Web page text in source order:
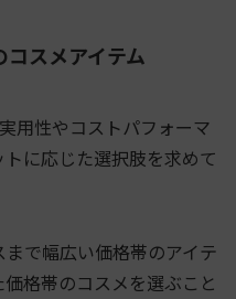
スメアイテム
用性やコストパフォーマ
に応じた選択肢を求めて
で幅広い価格帯のアイテ
格帯のコスメを選ぶこと